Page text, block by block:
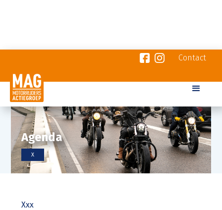
Contact
Agenda
X
Xxx